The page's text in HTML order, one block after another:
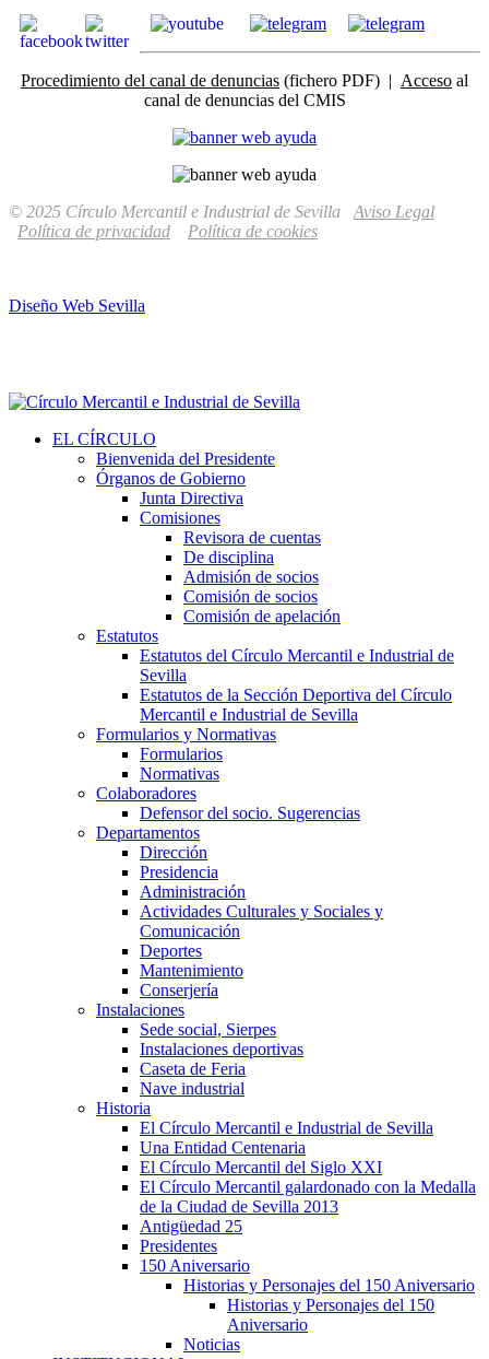
Procedimiento del canal de denuncias (fichero PDF) | Acceso al
canal de denuncias del CMIS
© 2025 Círculo Mercantil e Industrial de Sevilla Aviso Legal
Política de privacidad
Política de cookies
Diseño Web Sevilla
EL CÍRCULO
Bienvenida del Presidente
Órganos de Gobierno
Junta Directiva
Comisiones
Revisora de cuentas
De disciplina
Admisión de socios
Comisión de socios
Comisión de apelación
Estatutos
Estatutos del Círculo Mercantil e Industrial de
Sevilla
Estatutos de la Sección Deportiva del Círculo
Mercantil e Industrial de Sevilla
Formularios y Normativas
Formularios
Normativas
Colaboradores
Defensor del socio. Sugerencias
Departamentos
Dirección
Presidencia
Administración
Actividades Culturales y Sociales y
Comunicación
Deportes
Mantenimiento
Conserjería
Instalaciones
Sede social, Sierpes
Instalaciones deportivas
Caseta de Feria
Nave industrial
Historia
El Círculo Mercantil e Industrial de Sevilla
Una Entidad Centenaria
El Círculo Mercantil del Siglo XXI
El Círculo Mercantil galardonado con la Medalla
de la Ciudad de Sevilla 2013
Antigüedad 25
Presidentes
150 Aniversario
Historias y Personajes del 150 Aniversario
Historias y Personajes del 150
Aniversario
Noticias